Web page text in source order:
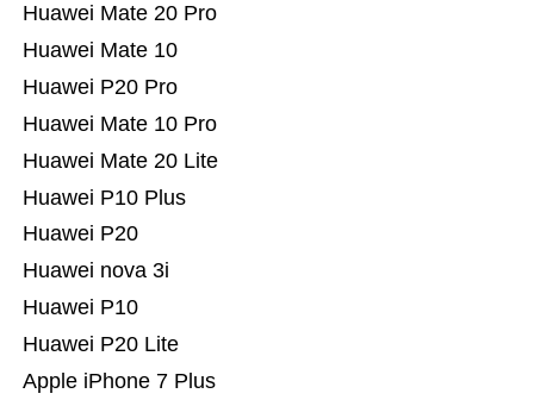
Apple iPhone 7 Plus
Huawei P20 Lite
Huawei P10
Huawei nova 3i
Huawei P20
Huawei P10 Plus
Huawei Mate 20 Lite
Huawei Mate 10 Pro
Huawei P20 Pro
Huawei Mate 10
Huawei Mate 20 Pro